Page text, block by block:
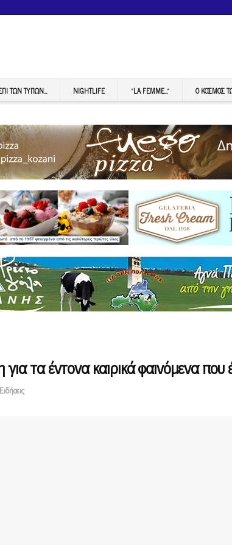
ΤΩΝ ΤΥΠΩΝ… NIGHTLIFE “LA FEMME…” Ο ΚΟΣΜΟΣ
τα έντονα καιρικά φαινόμενα
Ειδήσεις